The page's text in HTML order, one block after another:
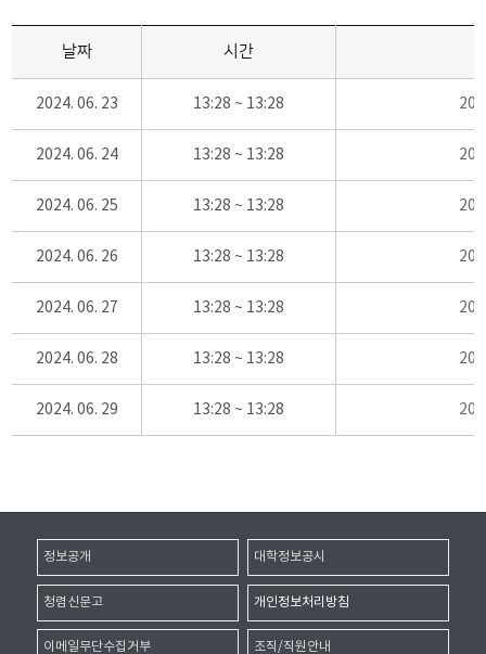
날짜 시간
2024. 06. 23 13:28 ~ 13:28
2024. 06. 24 13:28 ~ 13:28
2024. 06. 25 13:28 ~ 13:28
2024. 06. 26 13:28 ~ 13:28
2024. 06. 27 13:28 ~ 13:28
2024. 06. 28 13:28 ~ 13:28
2024. 06. 29 13:28 ~ 13:28
정보공개 대학정보공시
청렴신문고 개인정보처리방침
이메일무단수집거부 조직/직원안내